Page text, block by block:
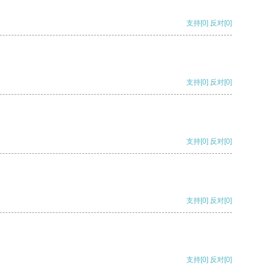
支持[0] 反对[0]
支持[0] 反对[0]
支持[0] 反对[0]
支持[0] 反对[0]
支持[0] 反对[0]